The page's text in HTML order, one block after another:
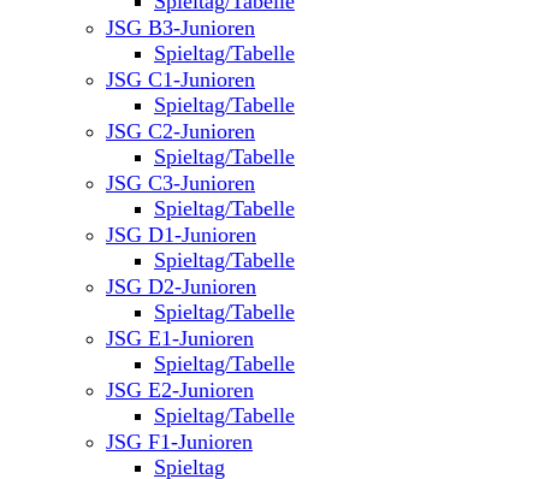
JSG B3-Junioren
Spieltag/Tabelle
JSG C1-Junioren
Spieltag/Tabelle
JSG C2-Junioren
Spieltag/Tabelle
JSG C3-Junioren
Spieltag/Tabelle
JSG D1-Junioren
Spieltag/Tabelle
JSG D2-Junioren
Spieltag/Tabelle
JSG E1-Junioren
Spieltag/Tabelle
JSG E2-Junioren
Spieltag/Tabelle
JSG F1-Junioren
Spieltag